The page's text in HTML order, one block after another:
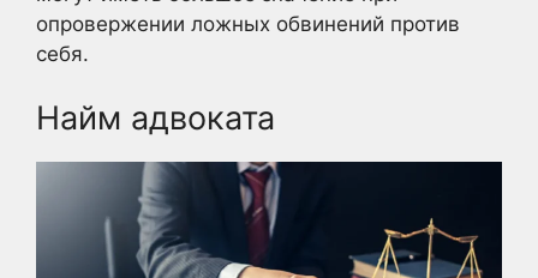
опровержении ложных обвинений против
себя.
Найм адвоката